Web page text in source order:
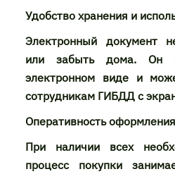
Удобство хранения и
Электронный документ
или забыть дома. Он
электронном виде и
сотрудникам ГИБДД с
Оперативность оформления
При наличии всех
процесс покупки